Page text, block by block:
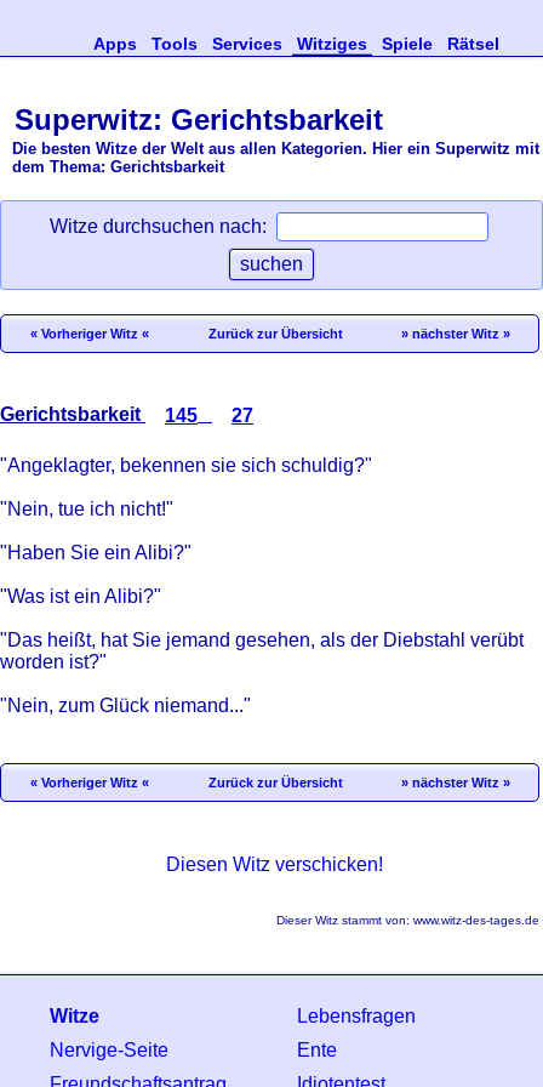
Apps Tools Services Witziges Spiele Rätsel
Superwitz: Gerichtsbarkeit
Die besten Witze der Welt aus allen Kategorien. Hier ein Superwitz mit
dem Thema: Gerichtsbarkeit
Witze durchsuchen nach:
« Vorheriger Witz « Zurück zur Übersicht » nächster Witz »
Gerichtsbarkeit 145 27
"Angeklagter, bekennen sie sich schuldig?"
"Nein, tue ich nicht!"
"Haben Sie ein Alibi?"
"Was ist ein Alibi?"
"Das heißt, hat Sie jemand gesehen, als der Diebstahl verübt
worden ist?"
"Nein, zum Glück niemand..."
« Vorheriger Witz « Zurück zur Übersicht » nächster Witz »
Diesen Witz verschicken!
Dieser Witz stammt von: www.witz-des-tages.de
Witze
Lebensfragen
Nervige-Seite
Ente